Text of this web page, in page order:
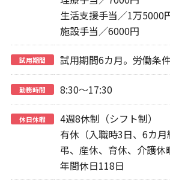
生活支援手当／1万5000
施設手当／6000円
試用期間 試用期間6カ月。労働条件
勤務時間 8:30～17:30
休日休暇
4週8休制（シフト制）
有休（入職時3日、6カ
弔、産休、育休、介護休
年間休日118日